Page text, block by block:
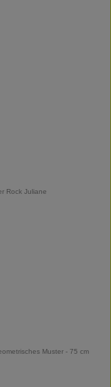
Rock Juliane
Muster - 75 cm